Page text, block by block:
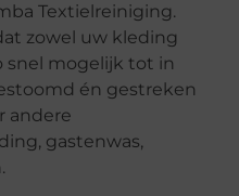
Textielreiniging.
zowel uw kleding
snel mogelijk tot in
én gestreken
andere
gastenwas,